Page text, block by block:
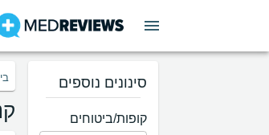
סינונים נוספים
קופות/ביטוחים